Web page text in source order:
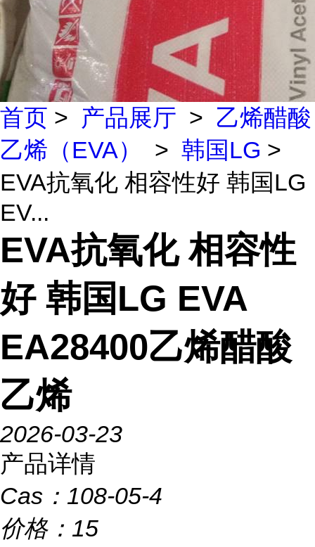
首页 > 产品展厅 > 乙烯醋酸
乙烯（EVA）
> 韩国LG >
EVA抗氧化 相容性好 韩国LG
EV...
EVA抗氧化 相容性
好 韩国LG EVA
EA28400乙烯醋酸
乙烯
2026-03-23
产品详情
Cas： 108-05-4
价格： 15